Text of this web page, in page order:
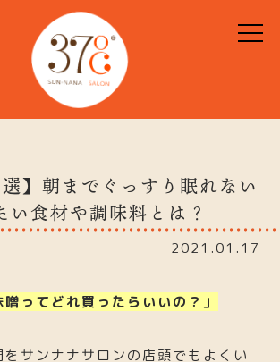
選】朝までぐっすり眠れない
い食材や調味料とは？
2021.01.17
噌ってどれ買ったらいいの？」
サンナナサロンの店頭でもよくい